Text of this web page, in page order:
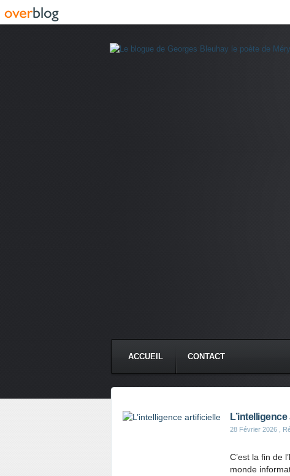
ACCUEIL CONTACT
28 Février 2026 ,
C’est la fin de
monde